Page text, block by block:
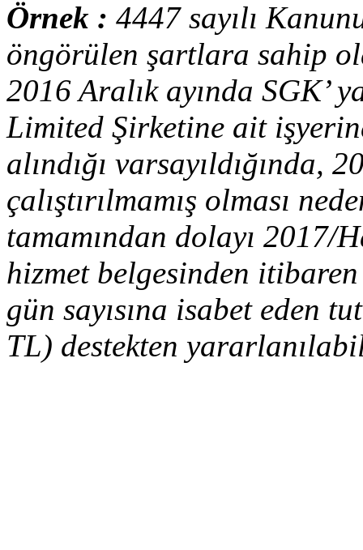
Örnek : 4447 sayılı
öngörülen şartlara sahip
2016 Aralık ayında SGK’
Limited Şirketine ait
alındığı varsayıldığında,
çalıştırılmamış olması
tamamından dolayı 2017/
hizmet belgesinden
gün sayısına isabet eden
TL) destekten